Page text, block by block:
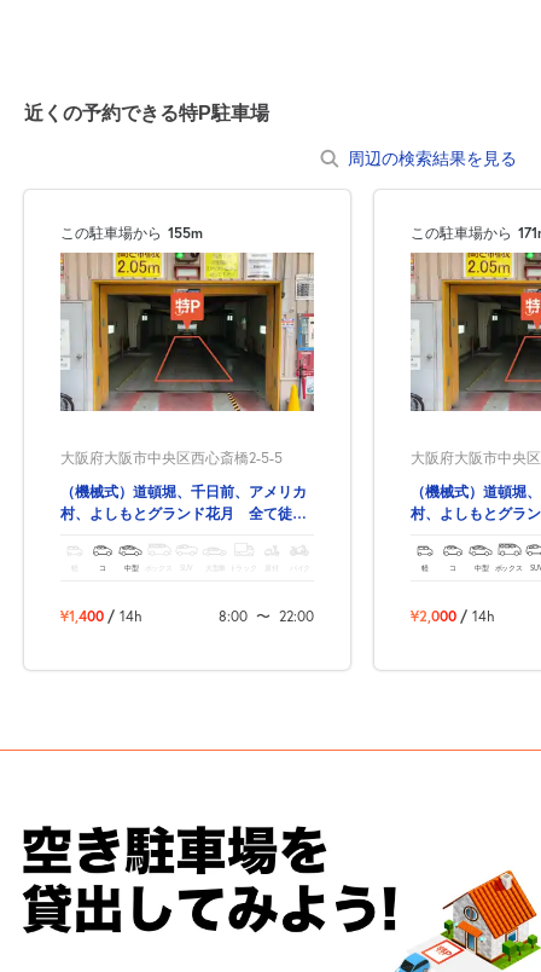
近くの予約できる特P駐車場
周辺の検索結果を見る
この駐車場から 155m
大阪府大阪市中央区西心斎橋2-5-5
（機械式）道頓堀、千日前、アメリカ
村、よしもとグランド花月 全て徒歩
軽 コ 中型 ボックス SUV 大型車 トラック バイク
¥1,400 / 14h 8:00 〜 22:00
この駐車場から
大阪府大阪市中央
（機械式）道頓堀
村、よしもとグラ
軽 コ 中型 ボックス
¥2,000 / 14h